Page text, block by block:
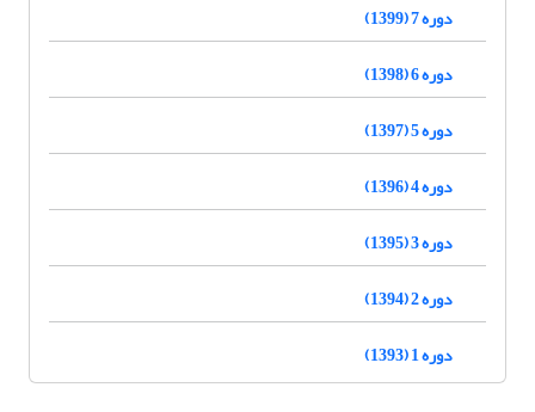
دوره 7 (1399)
دوره 6 (1398)
دوره 5 (1397)
دوره 4 (1396)
دوره 3 (1395)
دوره 2 (1394)
دوره 1 (1393)